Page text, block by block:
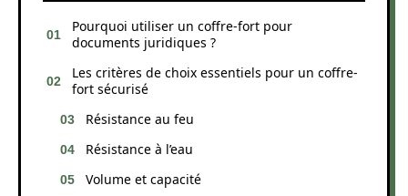
Pourquoi utiliser un coffre-fort pour
documents juridiques ?
Les critères de choix essentiels pour un coffre-
fort sécurisé
Résistance au feu
Résistance à l’eau
Volume et capacité